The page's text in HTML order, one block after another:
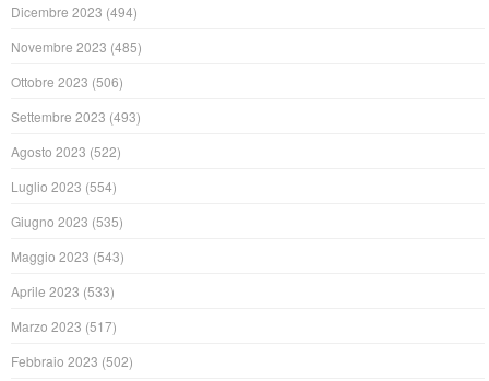
Dicembre 2023 (494)
Novembre 2023 (485)
Ottobre 2023 (506)
Settembre 2023 (493)
Agosto 2023 (522)
Luglio 2023 (554)
Giugno 2023 (535)
Maggio 2023 (543)
Aprile 2023 (533)
Marzo 2023 (517)
Febbraio 2023 (502)